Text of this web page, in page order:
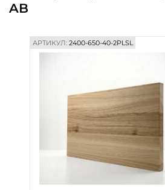
Контакты
AB
АРТИКУЛ:2400-650-40-2PLSL